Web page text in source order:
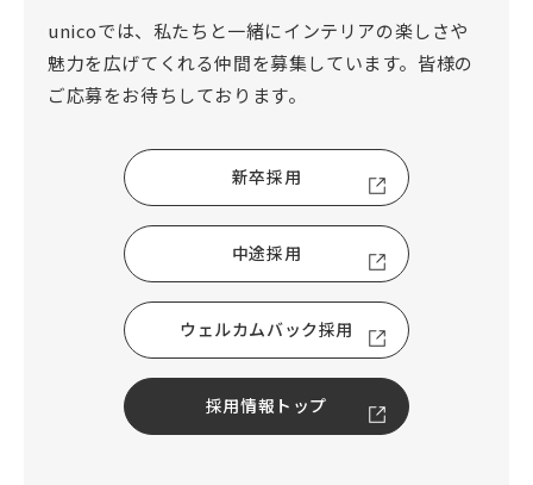
unicoでは、私たちと一緒にインテリアの楽しさや
魅力を広げてくれる仲間を募集しています。皆様の
ご応募をお待ちしております。
新卒採用
中途採用
ウェルカムバック採用
採用情報トップ